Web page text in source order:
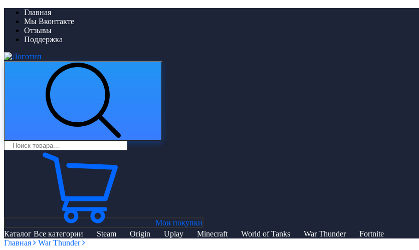
Главная
Мы Вконтакте
Отзывы
Поддержка
Мои покупки
Каталог Все категории Steam Origin Uplay Minecraft World of Tanks War Thunder
Fortnite
Главная
War Thunder